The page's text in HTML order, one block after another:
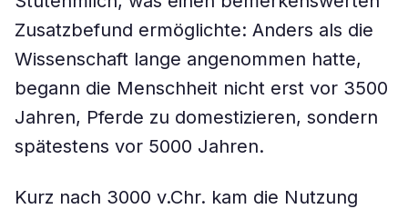
Zusatzbefund ermöglichte: Anders als die
Wissenschaft lange angenommen hatte,
begann die Menschheit nicht erst vor 3500
Jahren, Pferde zu domestizieren, sondern
spätestens vor 5000 Jahren.
Kurz nach 3000 v.Chr. kam die Nutzung